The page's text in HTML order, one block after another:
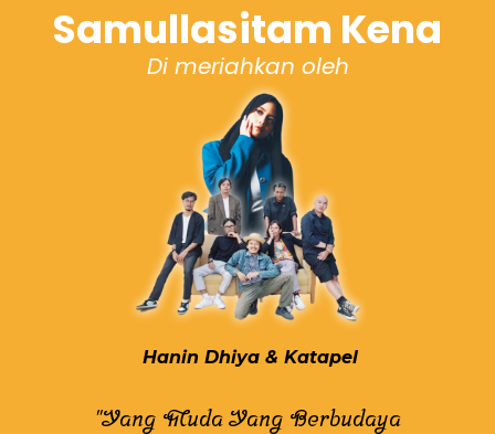
Samullasitam Kena
Di meriahkan oleh
Hanin Dhiya & Katapel
"Yang Muda Yang Berbudaya